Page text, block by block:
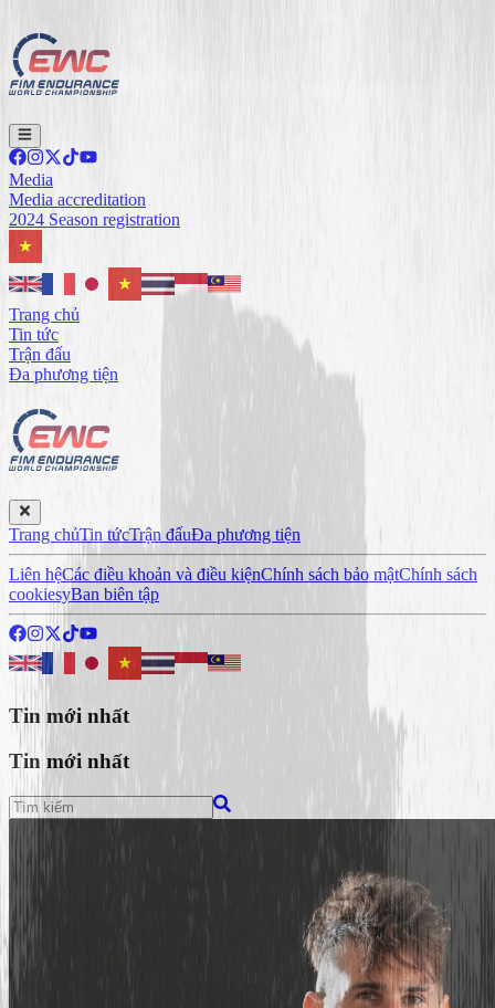
Media
Media accreditation
2024 Season registration
Trang chủ
Tin tức
Trận đấu
Đa phương tiện
Trang chủTin tứcTrận đấuĐa phương tiện
Liên hệCác điều khoản và điều kiệnChính sách bảo mậtChính sách
cookiesyBan biên tập
Tin mới nhất
Tin mới nhất